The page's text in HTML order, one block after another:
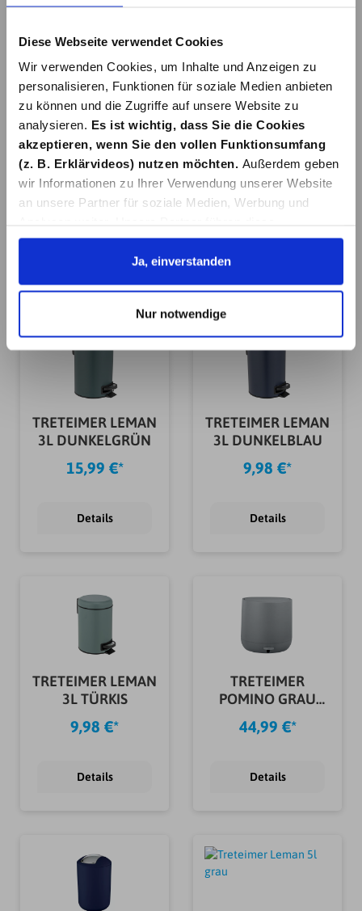
Diese Webseite verwendet Cookies
Wir verwenden Cookies, um Inhalte und Anzeigen zu
personalisieren, Funktionen für soziale Medien anbieten
zu können und die Zugriffe auf unsere Website zu
analysieren. Es ist wichtig, dass Sie die Cookies
akzeptieren, wenn Sie den vollen Funktionsumfang
(z. B. Erklärvideos) nutzen möchten. Außerdem geben
wir Informationen zu Ihrer Verwendung unserer Website
an unsere Partner für soziale Medien, Werbung und
Informationen möglicherweise mit weiteren Daten
zusammen, die Sie ihnen bereitgestellt haben oder die
sie im Rahmen Ihrer Nutzung der Dienste gesammelt
Datenschutzerklärung. Link zu
unsererDatenschutzerklärung. Link zumImpressum.
Ja, einverstanden
Nur notwendige
TRETEIMER
LEMAN, BLAU 3
LTR.
15,99 €*
TRETEIMER LEMAN
3L DUNKEL GRÜN
15,99 €*
TRETEIMER LEMAN
3L DUNKELGRÜN
15,99 €*
Details
TRETEIMER LEMAN
3L DUNKELBLAU
9,98 €*
Details
TRETEIMER LEMAN
3L TÜRKIS
9,98 €*
Details
TRETEIMER
POMINO GRAU
44,99 €*
Details